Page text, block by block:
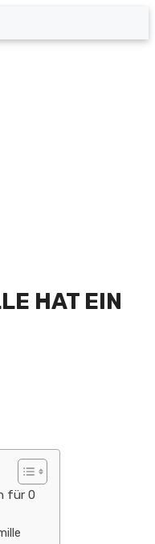
HAT EIN
für 0